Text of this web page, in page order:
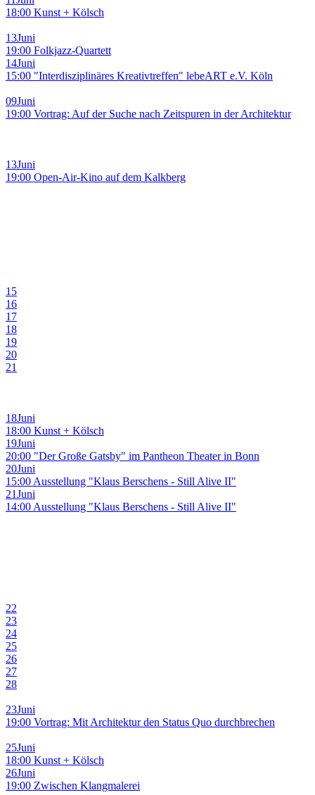
18:00 Kunst + Kölsch
13Juni
19:00 Folkjazz-Quartett
14Juni
15:00 "Interdisziplinäres Kreativtreffen" lebeART e.V. Köln
09Juni
19:00 Vortrag: Auf der Suche nach Zeitspuren in der Architektur
13Juni
19:00 Open-Air-Kino auf dem Kalkberg
15
16
17
18
19
20
21
18Juni
18:00 Kunst + Kölsch
19Juni
20:00 "Der Große Gatsby" im Pantheon Theater in Bonn
20Juni
15:00 Ausstellung "Klaus Berschens - Still Alive II"
21Juni
14:00 Ausstellung "Klaus Berschens - Still Alive II"
22
23
24
25
26
27
28
23Juni
19:00 Vortrag: Mit Architektur den Status Quo durchbrechen
25Juni
18:00 Kunst + Kölsch
26Juni
19:00 Zwischen Klangmalerei